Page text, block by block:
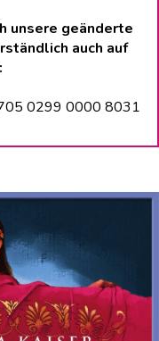
unsere geänderte
auch auf
0299 0000 8031